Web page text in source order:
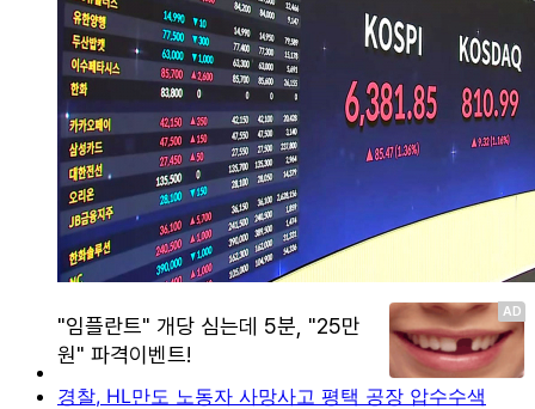
경찰, HL만도 노동자 사망사고 평택 공장 압수수색